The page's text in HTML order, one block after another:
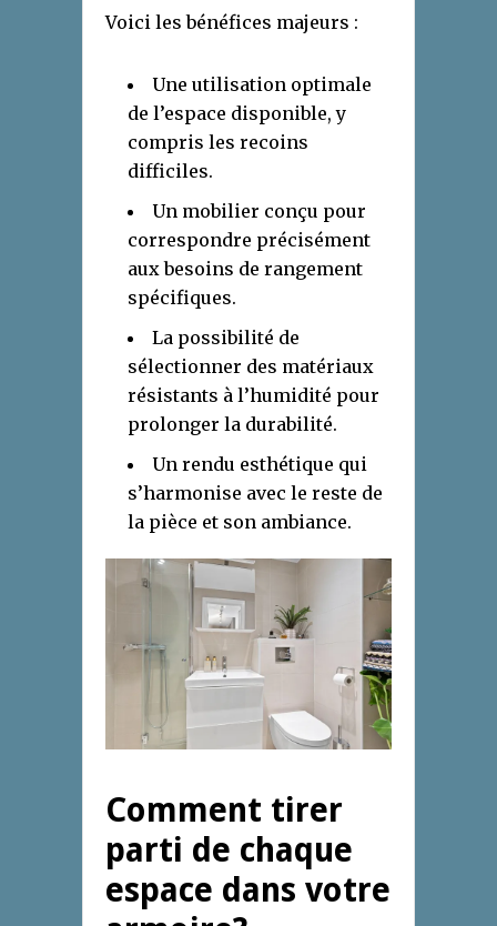
Voici les bénéfices majeurs :
Une utilisation optimale
de l’espace disponible, y
compris les recoins
difficiles.
Un mobilier conçu pour
correspondre précisément
aux besoins de rangement
spécifiques.
La possibilité de
sélectionner des matériaux
résistants à l’humidité pour
prolonger la durabilité.
Un rendu esthétique qui
s’harmonise avec le reste de
la pièce et son ambiance.
Comment tirer
parti de chaque
espace dans votre